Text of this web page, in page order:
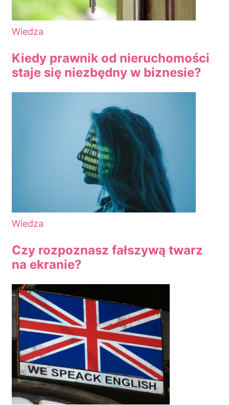
Wiedza
Kiedy prawnik od nieruchomości
staje się niezbędny w biznesie?
Wiedza
Czy rozpoznasz fałszywą twarz
na ekranie?